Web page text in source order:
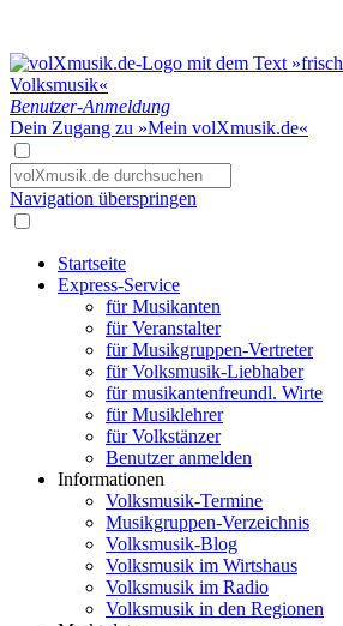
Benutzer-Anmeldung
Dein Zugang zu »Mein volXmusik.de«
Navigation überspringen
Startseite
Express-Service
für Musikanten
für Veranstalter
für Musikgruppen-Vertreter
für Volksmusik-Liebhaber
für musikantenfreundl. Wirte
für Musiklehrer
für Volkstänzer
Benutzer anmelden
Informationen
Volksmusik-Termine
Musikgruppen-Verzeichnis
Volksmusik-Blog
Volksmusik im Wirtshaus
Volksmusik im Radio
Volksmusik in den Regionen